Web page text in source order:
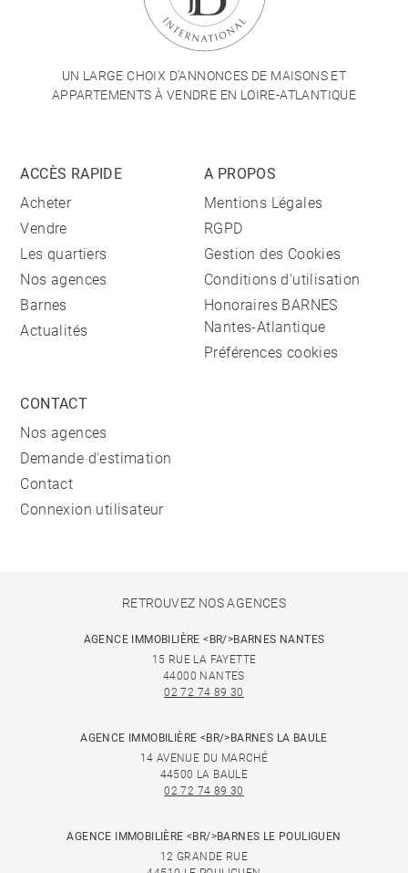
UN LARGE CHOIX D'ANNONCES DE MAISONS ET
APPARTEMENTS À VENDRE EN LOIRE-ATLANTIQUE
ACCÈS RAPIDE
Acheter
Vendre
Les quartiers
Nos agences
Barnes
Actualités
A PROPOS
Mentions Légales
RGPD
Gestion des Cookies
Conditions d'utilisation
Honoraires BARNES
Nantes-Atlantique
Préférences cookies
CONTACT
Nos agences
Demande d'estimation
Contact
Connexion utilisateur
RETROUVEZ NOS AGENCES
AGENCE IMMOBILIÈRE <BR/>BARNES NANTES
15 RUE LA FAYETTE
44000 NANTES
02 72 74 89 30
AGENCE IMMOBILIÈRE <BR/>BARNES LA BAULE
14 AVENUE DU MARCHÉ
44500 LA BAULE
02 72 74 89 30
AGENCE IMMOBILIÈRE <BR/>BARNES LE POULIGUEN
12 GRANDE RUE